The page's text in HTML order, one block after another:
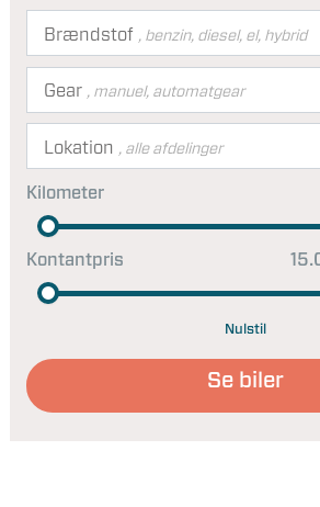
Kontantpris
Kilometer
Brændstof , benzin, diesel, el, hybrid
Gear , manuel, automatgear
Lokation , alle afdelinger
Nulstil
Se biler